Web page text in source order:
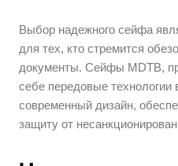
Выбор надежного сейфа
для тех, кто стремится
документы. Сейфы MDTB,
себе передовые технологии
современный дизайн,
защиту от